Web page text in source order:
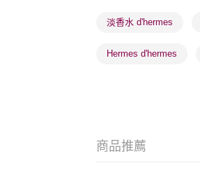
淡香水 d'hermes
Hermes d'hermes
商品推薦